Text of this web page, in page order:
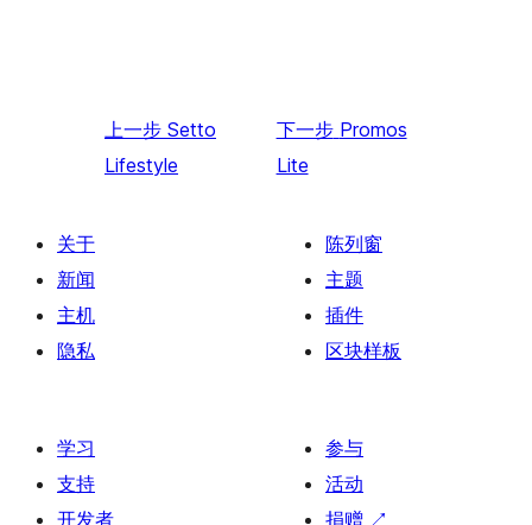
上一步 Setto
Lifestyle
下一步 Promos
Lite
关于
新闻
主机
隐私
陈列窗
主题
插件
区块样板
学习
支持
开发者
参与
活动
捐赠 ↗